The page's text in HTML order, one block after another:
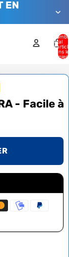
EN
total
dans le
- Facile à